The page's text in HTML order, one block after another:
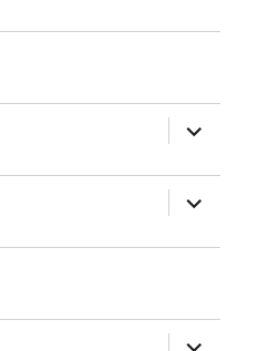
anzeigen
anzeigen